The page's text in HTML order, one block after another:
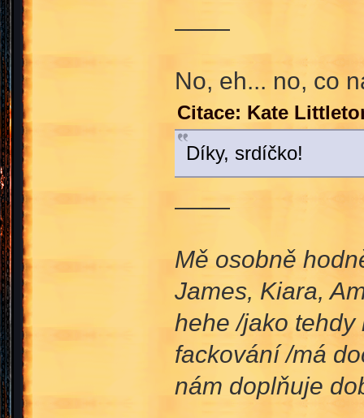
No, eh... no, co
Citace: Kate
Díky, srdíčko!
Mě osobně
James, Kiara,
hehe /jako
fackování /má
nám doplňuje